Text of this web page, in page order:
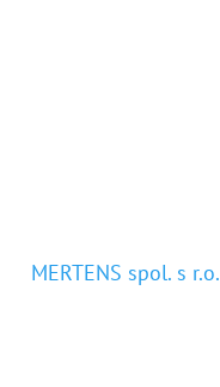
MERTENS spol. s r.o.